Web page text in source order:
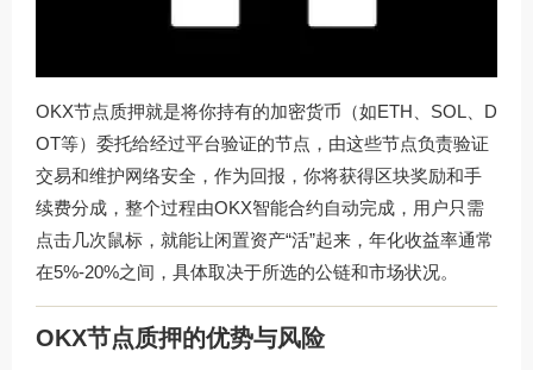
OKX节点质押就是将你持有的加密货币（如ETH、SOL、D
OT等）委托给经过平台验证的节点，由这些节点负责验证
交易和维护网络安全，作为回报，你将获得区块奖励和手
续费分成，整个过程由OKX智能合约自动完成，用户只需
点击几次鼠标，就能让闲置资产“活”起来，年化收益率通常
在5%-20%之间，具体取决于所选的公链和市场状况。
OKX节点质押的优势与风险